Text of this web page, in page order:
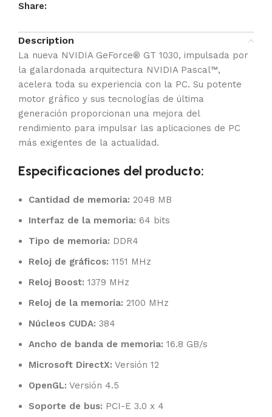
Share:
Description
La nueva NVIDIA GeForce® GT 1030, impulsada por
la galardonada arquitectura NVIDIA Pascal™,
acelera toda su experiencia con la PC. Su potente
motor gráfico y sus tecnologías de última
generación proporcionan una mejora del
rendimiento para impulsar las aplicaciones de PC
más exigentes de la actualidad.
Especificaciones del producto:
Cantidad de memoria: 2048 MB
Interfaz de la memoria: 64 bits
Tipo de memoria: DDR4
Reloj de gráficos: 1151 MHz
Reloj Boost: 1379 MHz
Reloj de la memoria: 2100 MHz
Núcleos CUDA: 384
Ancho de banda de memoria: 16.8 GB/s
Microsoft DirectX: Versión 12
OpenGL: Versión 4.5
Soporte de bus: PCI-E 3.0 x 4